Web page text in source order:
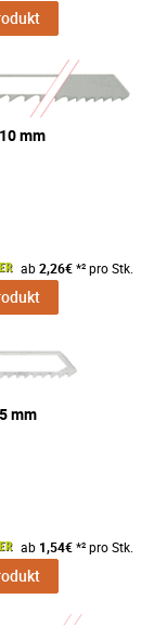
mm
ab2,26€*² pro Stk.
mm
ab 1,54€*² pro Stk.